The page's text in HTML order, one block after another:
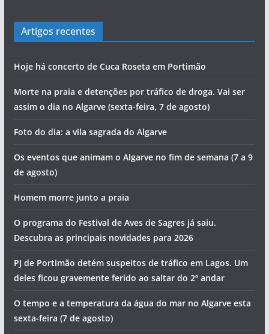
Artigos recentes
Hoje há concerto de Cuca Roseta em Portimão
Morte na praia e detenções por tráfico de droga. Vai ser
assim o dia no Algarve (sexta-feira, 7 de agosto)
Foto do dia: a vila sagrada do Algarve
Os eventos que animam o Algarve no fim de semana (7 a 9
de agosto)
Homem morre junto a praia
O programa do Festival de Aves de Sagres já saiu.
Descubra as principais novidades para 2026
PJ de Portimão detém suspeitos de tráfico em Lagos. Um
deles ficou gravemente ferido ao saltar do 2º andar
O tempo e a temperatura da água do mar no Algarve esta
sexta-feira (7 de agosto)